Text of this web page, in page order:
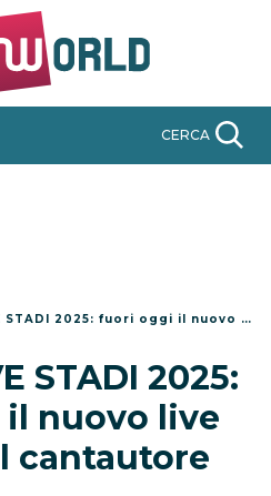
CERCA
2025: fuori oggi il nuovo live album del cantautore
STADI 2025:
nuovo live
cantautore